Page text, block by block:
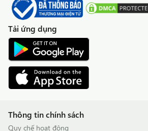
Tải ứng dụng
Thông tin chính sách
Quy chế hoạt động